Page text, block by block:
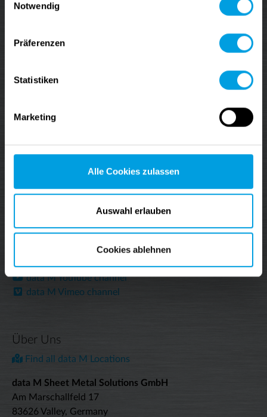
Notwendig
Präferenzen
Statistiken
Marketing
Alle Cookies zulassen
Auswahl erlauben
Cookies ablehnen
data M Newsletter
⇢ SIGN UP ⇠
data M bei LinkedIn
data M YouTube channel
data M Vimeo channel
Über Uns
Find all data M Locations
data M Sheet Metal Solutions GmbH
Am Marschallfeld 17
83626 Valley, Germany